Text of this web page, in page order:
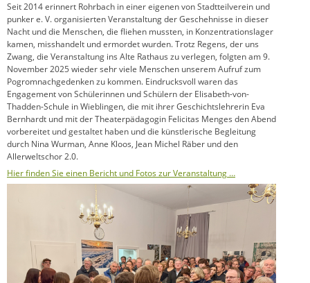
Seit 2014 erinnert Rohrbach in einer eigenen von Stadtteilverein und
punker e. V. organisierten Veranstaltung der Geschehnisse in dieser
Nacht und die Menschen, die fliehen mussten, in Konzentrationslager
kamen, misshandelt und ermordet wurden. Trotz Regens, der uns
Zwang, die Veranstaltung ins Alte Rathaus zu verlegen, folgten am 9.
November 2025 wieder sehr viele Menschen unserem Aufruf zum
Pogromnachgedenken zu kommen. Eindrucksvoll waren das
Engagement von Schülerinnen und Schülern der Elisabeth-von-
Thadden-Schule in Wieblingen, die mit ihrer Geschichtslehrerin Eva
Bernhardt und mit der Theaterpädagogin Felicitas Menges den Abend
vorbereitet und gestaltet haben und die künstlerische Begleitung
durch Nina Wurman, Anne Kloos, Jean Michel Räber und den
Allerweltschor 2.0.
Hier finden Sie einen Bericht und Fotos zur Veranstaltung …